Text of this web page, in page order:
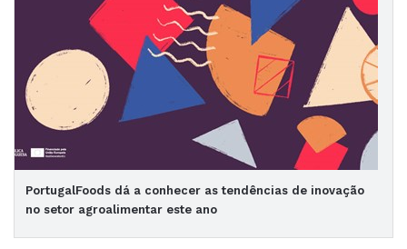
PortugalFoods dá a conhecer as tendências de inovação
no setor agroalimentar este ano